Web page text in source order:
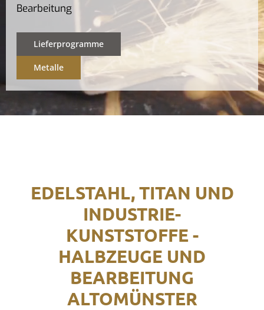
Bearbeitung
Lieferprogramme
Metalle
EDELSTAHL, TITAN UND
INDUSTRIE-
KUNSTSTOFFE -
HALBZEUGE UND
BEARBEITUNG
ALTOMÜNSTER